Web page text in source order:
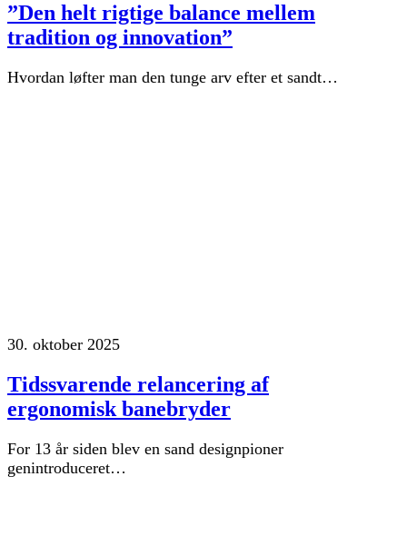
”Den helt rigtige balance mellem
tradition og innovation”
Hvordan løfter man den tunge arv efter et sandt…
30. oktober 2025
Tidssvarende relancering af
ergonomisk banebryder
For 13 år siden blev en sand designpioner
genintroduceret…